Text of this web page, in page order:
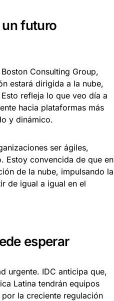
futuro
Consulting Group,
estará dirigida a la nube,
refleja lo que veo día a
hacia plataformas más
y dinámico.
ser ágiles,
Estoy convencida de que en
de la nube, impulsando la
de igual a igual en el
esperar
urgente. IDC anticipa que,
Latina tendrán equipos
la creciente regulación